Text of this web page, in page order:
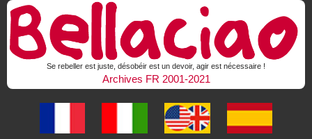
Se rebeller est juste, désobéir est un devoir, agir est nécessaire !
Archives FR 2001-2021